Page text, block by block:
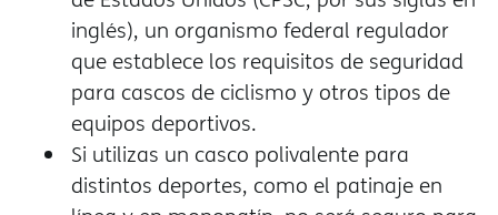
inglés), un organismo federal regulador
que establece los requisitos de seguridad
para cascos de ciclismo y otros tipos de
equipos deportivos.
Si utilizas un casco polivalente para
distintos deportes, como el patinaje en